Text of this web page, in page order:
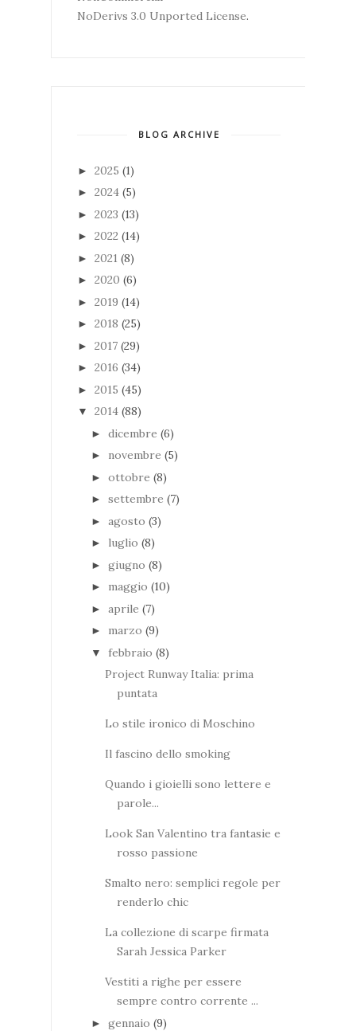
NoDerivs 3.0 Unported License.
BLOG ARCHIVE
► 2025 (1)
► 2024 (5)
► 2023 (13)
► 2022 (14)
► 2021 (8)
► 2020 (6)
► 2019 (14)
► 2018 (25)
► 2017 (29)
► 2016 (34)
► 2015 (45)
▼ 2014 (88)
► dicembre (6)
► novembre (5)
► ottobre (8)
► settembre (7)
► agosto (3)
► luglio (8)
► giugno (8)
► maggio (10)
► aprile (7)
► marzo (9)
▼ febbraio (8)
Project Runway Italia: prima
puntata
Lo stile ironico di Moschino
Il fascino dello smoking
Quando i gioielli sono lettere e
parole...
Look San Valentino tra fantasie e
rosso passione
Smalto nero: semplici regole per
renderlo chic
La collezione di scarpe firmata
Sarah Jessica Parker
Vestiti a righe per essere
sempre contro corrente ...
► gennaio (9)